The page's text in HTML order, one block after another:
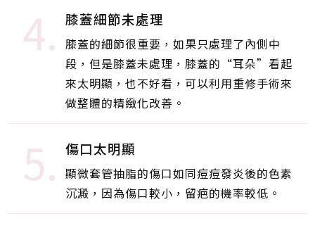
4. 膝蓋細節未處理
膝蓋的細節很重要，如果只處理了內側中
段，但是膝蓋未處理，膝蓋的“耳朵”看起
來太明顯，也不好看，可以利用重修手術來
做整體的精緻化改善。
5. 傷口太明顯
顯微套管抽脂的傷口如同痘痘發炎後的色素
沉澱，因為傷口較小，留疤的機率較低。